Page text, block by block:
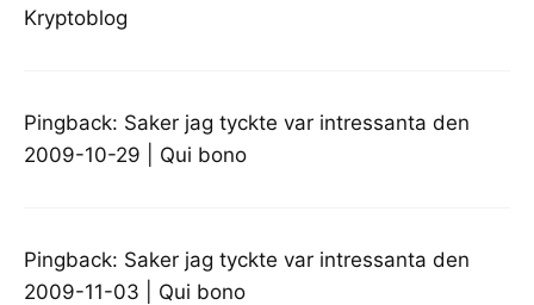
Kryptoblog
Pingback: Saker jag tyckte var intressanta den
2009-10-29 | Qui bono
Pingback: Saker jag tyckte var intressanta den
2009-11-03 | Qui bono